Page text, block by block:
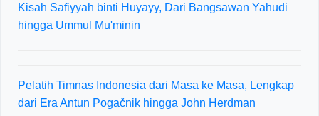
Kisah Safiyyah binti Huyayy, Dari Bangsawan Yahudi
hingga Ummul Mu'minin
Pelatih Timnas Indonesia dari Masa ke Masa, Lengkap
dari Era Antun Pogačnik hingga John Herdman